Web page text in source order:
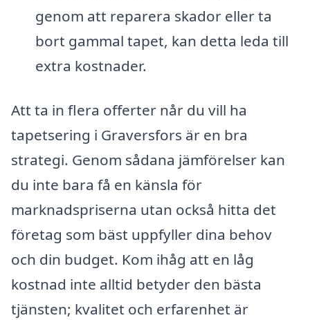
genom att reparera skador eller ta
bort gammal tapet, kan detta leda till
extra kostnader.
Att ta in flera offerter når du vill ha
tapetsering i Graversfors är en bra
strategi. Genom sådana jämförelser kan
du inte bara få en känsla för
marknadspriserna utan också hitta det
företag som bäst uppfyller dina behov
och din budget. Kom ihåg att en låg
kostnad inte alltid betyder den bästa
tjänsten; kvalitet och erfarenhet är